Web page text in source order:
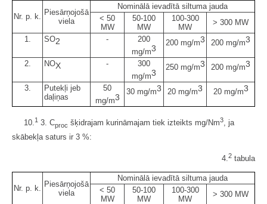
Nr. p. k.
Piesārņojošā
viela
Nominālā ievadītā siltuma jauda
< 50
MW
50-100
MW
100-300
MW
> 300 MW
1.
SO2 -
200
mg/m3
200 mg/m3 200 mg/m3
2. NOX -
300
mg/m3
250 mg/m3 200 mg/m3
3.
Putekļi jeb
daļiņas
50
mg/m3
30 mg/m3 20 mg/m3 20 mg/m3
10. 1 3. Cproc šķidrajam kurināmajam tiek izteikts mg/Nm3
, ja
skābekļa saturs ir 3 %:
4. 2 tabula
Nr. p. k.
Piesārņojošā
viela
Nominālā ievadītā siltuma jauda
< 50
MW
50-100
MW
100-300
MW
> 300 MW